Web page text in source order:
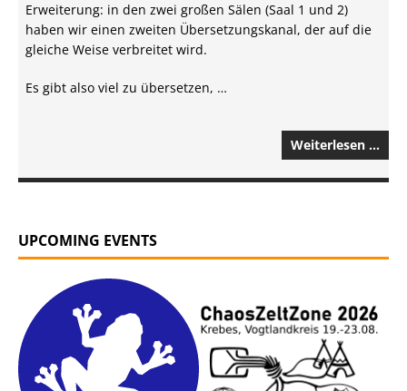
Erweiterung: in den zwei großen Sälen (Saal 1 und 2)
haben wir einen zweiten Übersetzungskanal, der auf die
gleiche Weise verbreitet wird.
Es gibt also viel zu übersetzen, …
Weiterlesen …
UPCOMING EVENTS